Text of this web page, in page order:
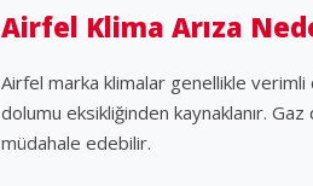
Airfel Klima Arıza
Airfel marka klimalar genellikle verimli
dolumu eksikliğinden kaynaklanır.
müdahale edebilir.